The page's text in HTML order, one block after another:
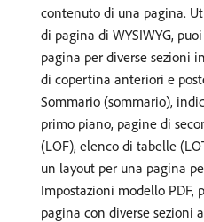
contenuto di una pagina.
di pagina di WYSIWYG,
pagina per diverse sezioni
di copertina anteriori e
Sommario (sommario),
primo piano, pagine di
(LOF), elenco di tabelle
un layout per una pagina
Impostazioni modello PDF,
pagina con diverse sezioni